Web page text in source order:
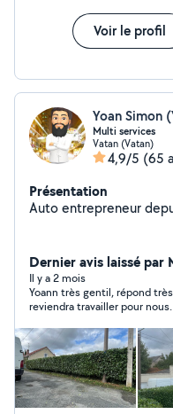
Voir le profil
Yoan Simon
Multi services
Vatan (Vatan)
4,9/5 (65
Présentation
Auto entrepreneur
Dernier avis laissé par
Il y a 2 mois
Yoann très gentil, répond
reviendra travailler pour nous.